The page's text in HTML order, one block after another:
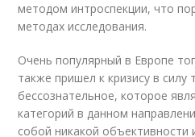
методом интроспекции, что
методах исследования.
Очень популярный в Европе
также пришел к кризису в силу
бессознательное, которое
категорий в данном
собой никакой объективности